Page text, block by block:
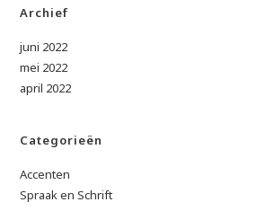
Archief
juni 2022
mei 2022
april 2022
Categorieën
Accenten
Spraak en Schrift